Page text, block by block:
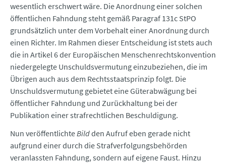
wesentlich erschwert wäre. Die Anordnung einer solchen
öffentlichen Fahndung steht gemäß Paragraf 131c StPO
grundsätzlich unter dem Vorbehalt einer Anordnung durch
einen Richter. Im Rahmen dieser Entscheidung ist stets auch
die in Artikel 6 der Europäischen Menschenrechtskonvention
niedergelegte Unschuldsvermutung einzubeziehen, die im
Übrigen auch aus dem Rechtsstaatsprinzip folgt. Die
Unschuldsvermutung gebietet eine Güterabwägung bei
öffentlicher Fahndung und Zurückhaltung bei der
Publikation einer strafrechtlichen Beschuldigung.
Nun veröffentlichteBildden Aufruf eben gerade nicht
aufgrund einer durch die Strafverfolgungsbehörden
veranlassten Fahndung, sondern auf eigene Faust. Hinzu